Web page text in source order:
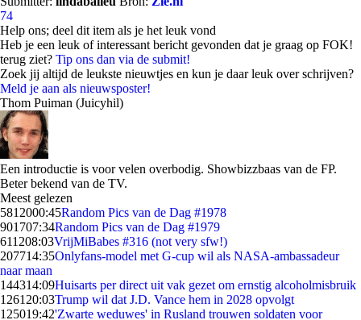
74
Help ons; deel dit item als je het leuk vond
Heb je een leuk of interessant bericht gevonden dat je graag op FOK!
terug ziet? Tip ons dan via de submit!
Zoek jij altijd de leukste nieuwtjes en kun je daar leuk over schrijven?
Meld je aan als nieuwsposter!
Thom Puiman (Juicyhil)
Een introductie is voor velen overbodig. Showbizzbaas van de FP.
Beter bekend van de TV.
Meest gelezen
5812000:45Random Pics van de Dag #1978
901707:34Random Pics van de Dag #1979
611208:03VrijMiBabes #316 (not very sfw!)
207714:35Onlyfans-model met G-cup wil als NASA-ambassadeur
naar maan
144314:09Huisarts per direct uit vak gezet om ernstig alcoholmisbruik
1261 20:03Trump wil dat J.D. Vance hem in 2028 opvolgt
125019:42'Zwarte weduwes' in Rusland trouwen soldaten voor